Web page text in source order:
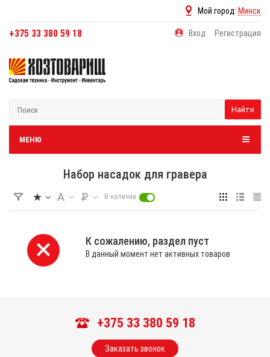
Мой город: Минск
+375 33 380 59 18 Вход Регистрация
Найти
МЕНЮ
Набор насадок для гравера
В наличии
К сожалению, раздел пуст
В данный момент нет активных товаров
+375 33 380 59 18
Заказать звонок